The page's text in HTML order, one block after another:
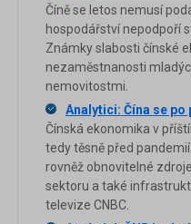
Číně se letos nemusí
hospodářství nepodpoří
Známky slabosti čínské
nezaměstnanosti
nemovitostmi.
Analytici: Čína se
Čínská ekonomika v
tedy těsně před
rovněž obnovitelné
sektoru a také
televize CNBC.